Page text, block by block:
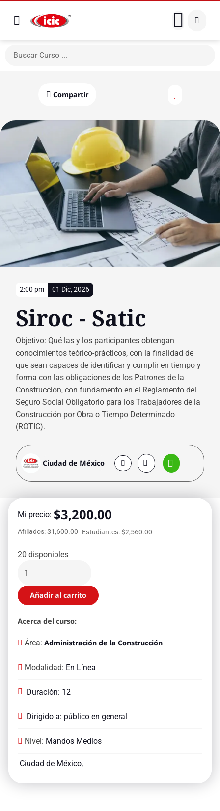
2:00 pm 01 Dic, 2026
Siroc - Satic
Objetivo: Qué las y los participantes obtengan
conocimientos teórico-prácticos, con la finalidad de
que sean capaces de identificar y cumplir en tiempo y
forma con las obligaciones de los Patrones de la
Construcción, con fundamento en el Reglamento del
Seguro Social Obligatorio para los Trabajadores de la
Construcción por Obra o Tiempo Determinado
(ROTIC).​
Ciudad de México
Compartir
Mi precio: $3,200.00
Afiliados: $1,600.00 Estudiantes: $2,560.00
20 disponibles
Añadir al carrito
Acerca del curso:
Área: Administración de la Construcción
Modalidad: En Línea
Duración: 12
Dirigido a: público en general
Nivel: Mandos Medios
Ciudad de México,